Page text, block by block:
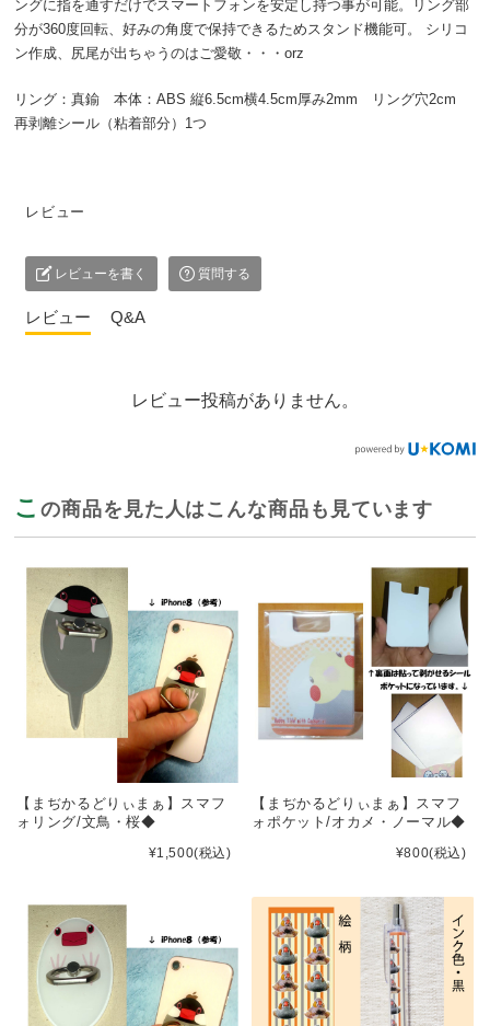
ングに指を通すだけでスマートフォンを安定し持つ事が可能。リング部
分が360度回転、好みの角度で保持できるためスタンド機能可。 シリコ
ン作成、尻尾が出ちゃうのはご愛敬・・・orz
リング：真鍮 本体：ABS 縦6.5cm横4.5cm厚み2mm リング穴2cm
再剥離シール（粘着部分）1つ
レビュー
レビューを書く 質問する
レビュー Q&A
レビュー投稿がありません。
この商品を見た人はこんな商品も見ています
【まぢかるどりぃまぁ】スマフ
ォリング/文鳥・桜◆
¥1,500(税込)
【まぢかるどりぃまぁ】スマフ
ォポケット/オカメ・ノーマル◆
¥800(税込)